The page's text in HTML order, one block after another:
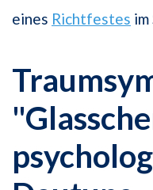
eines Richtfestes im